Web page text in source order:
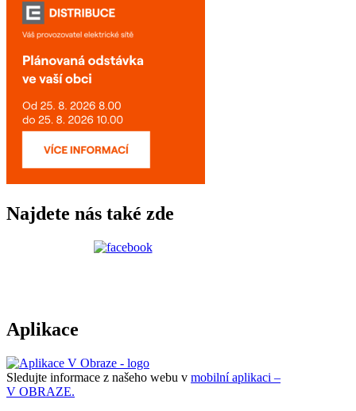
Najdete nás také zde
Aplikace
Sledujte informace z našeho webu v mobilní aplikaci –
V OBRAZE.